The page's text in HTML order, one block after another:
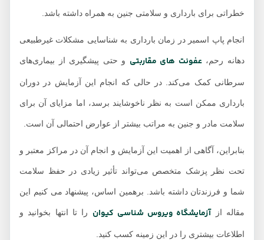
خطراتی برای بارداری و سلامتی جنین به همراه داشته باشد.
انجام پاپ اسمیر در زمان بارداری به شناسایی مشکلات غیرطبیعی
دهانه رحم،عفونت‌ های مقاربتیو حتی پیشگیری از بیماری‌های
سرطانی کمک می‌کند. در حالی که انجام این آزمایش در دوران
بارداری ممکن است به نظر ناخوشایند برسد، اما مزایای آن برای
سلامت مادر و جنین به مراتب بیشتر از عوارض احتمالی آن است.
بنابراین، آگاهی از اهمیت این آزمایش و انجام آن در مراکز معتبر و
تحت نظر پزشک متخصص می‌تواند تأثیر زیادی در حفظ سلامت
شما و فرزندتان داشته باشد. برهمین اساس، پیشنهاد می کنیم این
مقاله ازآزمایشگاه ویروس شناسی کیوانرا تا انتها بخوانید و
اطلاعات بیشتری را در این زمینه کسب کنید.